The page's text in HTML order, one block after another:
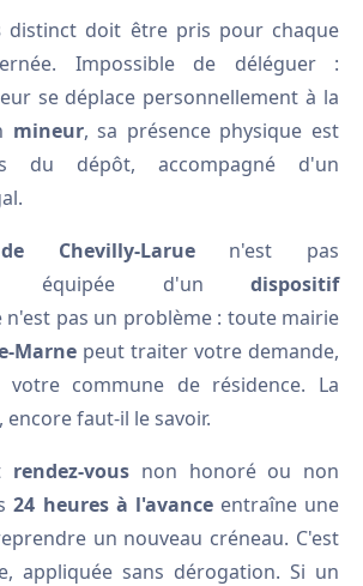
distinct doit être pris pour chaque
Impossible de déléguer :
se déplace personnellement à la
mineur, sa présence physique est
du dépôt, accompagné d'un
Chevilly-Laruen'est pas
équipée d'un dispositif
n'est pas un problème : toute mairie
Marne peut traiter votre demande,
commune de résidence. La
encore faut-il le savoir.
rendez-vous non honoré ou non
24 heures à l'avanceentraîne une
un nouveau créneau. C'est
appliquée sans dérogation. Si un